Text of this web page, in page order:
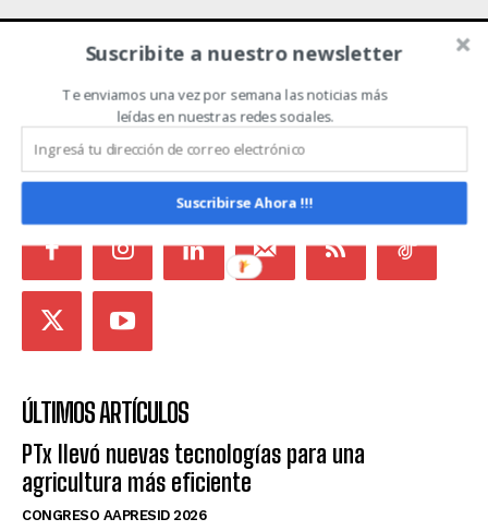
ACERCA DE NOSOTROS
Noticias de Campo es un medio independiente
focalizado en Redes Sociales que intenta aglutinar
todas las noticias del sector en un sólo lugar.
ÚLTIMOS ARTÍCULOS
PTx llevó nuevas tecnologías para una
agricultura más eficiente
CONGRESO AAPRESID 2026
Suscribite a nuestro newsletter
Te enviamos una vez por semana las noticias más
leídas en nuestras redes sociales.
Suscribirse Ahora !!!